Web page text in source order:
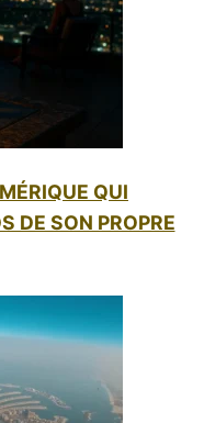
QUI
DE SON PROPRE